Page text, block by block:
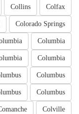
Colfax
Collins
Colorado Springs
Columbia
Columbia
Columbus
Columbus
Colville